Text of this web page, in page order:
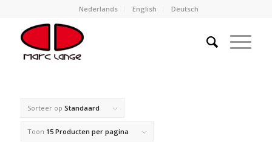
Nederlands English Deutsch
Sorteer op Standaard
Toon 15 Producten per pagina